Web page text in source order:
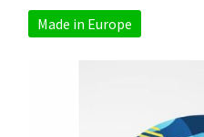
Made in Europe